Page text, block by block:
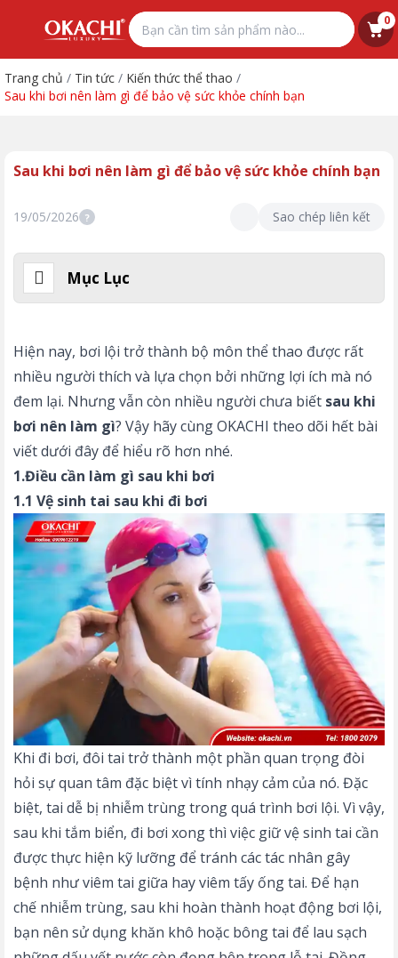
0
Trang chủ / Tin tức / Kiến thức thể thao /
Sau khi bơi nên làm gì để bảo vệ sức khỏe chính bạn
Sau khi bơi nên làm gì để bảo vệ sức khỏe chính bạn
19/05/2026 ? Sao chép liên kết
Mục Lục
Hiện nay, bơi lội trở thành bộ môn thể thao được rất
nhiều người thích và lựa chọn bởi những lợi ích mà nó
đem lại. Nhưng vẫn còn nhiều người chưa biết sau khi
bơi nên làm gì? Vậy hãy cùng OKACHI theo dõi hết bài
viết dưới đây để hiểu rõ hơn nhé.
1.Điều cần làm gì sau khi bơi
1.1 Vệ sinh tai sau khi đi bơi
Khi đi bơi, đôi tai trở thành một phần quan trọng đòi
hỏi sự quan tâm đặc biệt vì tính nhạy cảm của nó. Đặc
biệt, tai dễ bị nhiễm trùng trong quá trình bơi lội. Vì vậy,
sau khi tắm biển, đi bơi xong thì việc giữ vệ sinh tai cần
được thực hiện kỹ lưỡng để tránh các tác nhân gây
bệnh như viêm tai giữa hay viêm tấy ống tai. Để hạn
chế nhiễm trùng, sau khi hoàn thành hoạt động bơi lội,
bạn nên sử dụng khăn khô hoặc bông tai để lau sạch